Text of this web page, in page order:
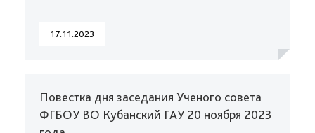
17.11.2023
Повестка дня заседания Ученого совета
ФГБОУ ВО Кубанский ГАУ 20 ноября 2023